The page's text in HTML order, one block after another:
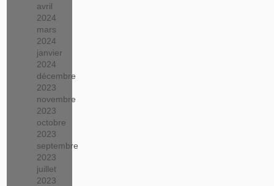
avril
2024
mars
2024
janvier
2024
décembre
2023
novembre
2023
octobre
2023
septembre
2023
juillet
2023